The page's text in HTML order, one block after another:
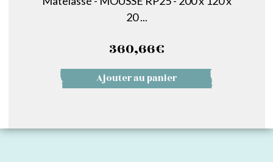
20 ...
360,66€
Ajouter au panier